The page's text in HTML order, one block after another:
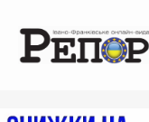
вмісту